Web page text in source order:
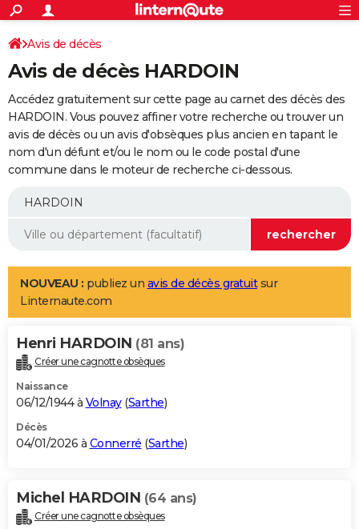
ACTUALITÉS
Politique
Société
Faits Divers
Education
Monde
Villes
+
SPORT
Coupe du monde 2026
Football
Tennis
Cyclisme
Rugby
Forum
Programme TV
TNT
Streaming
Cinéma
Sorties cinéma
Musique
+
FINANCE
Retraite
Epargne
Immobilier
Risques naturels par ville
Banque
Assurance
AUTO
Essais
Réserver un essai
Citadines
Berlines
SUV
Forum auto
+
Mobiles
Meilleur smartphone
Internet
Ordinateurs
Jeux vidéo
Guide high-tech
Aménagement intérieur
LIFESTYLE
Art de vivre
Bien-être
Loisirs
Mode
Modes de vie
Alimentation
Guide de la santé
Maladies
Médicaments
Sommeil
VOYAGE
Destinations
City break
Voyage nature
Voyage de noces
Forum
Climat
+PHOTO
GUIDES D'ACHAT
BONS PLANS
Carte de Noël
Carte Bonne année
Carte Saint-Valentin
Carte Pâques
Carte d'anniversaire
DICTIONNAIRE
Avis de décès
Avis de décès HARDOIN
Accédez gratuitement sur cette page au carnet des décès des
HARDOIN. Vous pouvez affiner votre recherche ou trouver un
avis de décès ou un avis d'obsèques plus ancien en tapant le
nom d'un défunt et/ou le nom ou le code postal d'une
commune dans le moteur de recherche ci-dessous.
NOUVEAU : publiez un avis de décès gratuitsur
Linternaute.com
Henri HARDOIN (81 ans)
Créer une cagnotte obsèques
Naissance
06/12/1944 à Volnay(Sarthe)
Décès
04/01/2026 à Connerré (Sarthe)
Michel HARDOIN (64 ans)
Créer une cagnotte obsèques